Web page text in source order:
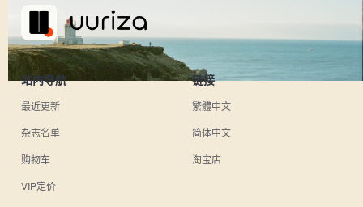
站内导航
最近更新
杂志名单
购物车
VIP定价
链接
繁體中文
简体中文
淘宝店